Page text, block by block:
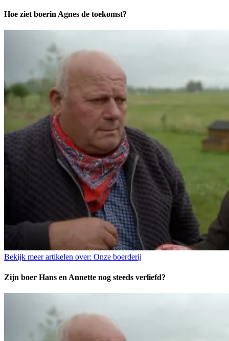
Hoe ziet boerin Agnes de toekomst?
Bekijk meer artikelen over: Onze boerderij
Zijn boer Hans en Annette nog steeds verliefd?